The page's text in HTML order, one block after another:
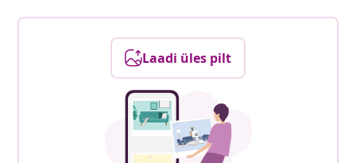
Laadi üles pilt